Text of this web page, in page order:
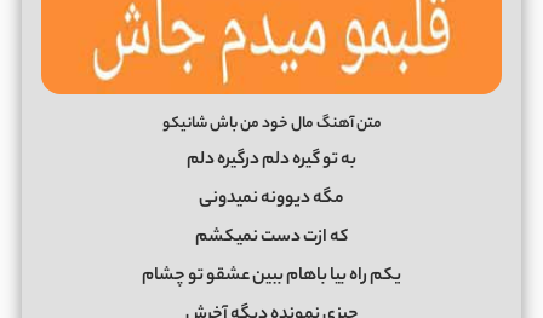
متن آهنگ مال خود من باش شانیکو
به تو گیره دلم درگیره دلم
مگه دیوونه نمیدونی
که ازت دست نمیکشم
یکم راه بیا باهام ببین عشقو تو چشام